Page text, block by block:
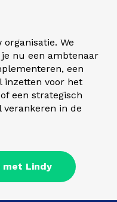
We
nu een ambtenaar
een
inzetten voor het
een strategisch
in de
met Lindy